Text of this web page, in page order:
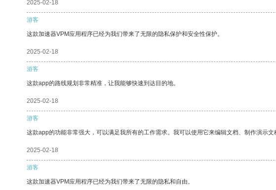
2025-02-18
游客
这款加速器VPM应用程序已经为我们带来了无限的隐私保护和安全性保护。
2025-02-18
游客
这款app的路线规划非常精准，让我能够快速到达目的地。
2025-02-18
游客
这款app的功能非常强大，可以满足我所有的工作需求。我可以使用它来编辑文档、制作演示文
2025-02-18
游客
这款加速器VPM应用程序已经为我们带来了无限的隐私和自由。